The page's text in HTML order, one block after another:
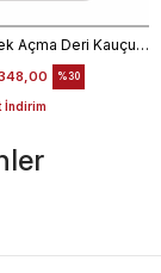
Mocassini Erkek Açma Deri Kauçuk Taban Bordo Günlük Ayakkabı
İndirim
%30